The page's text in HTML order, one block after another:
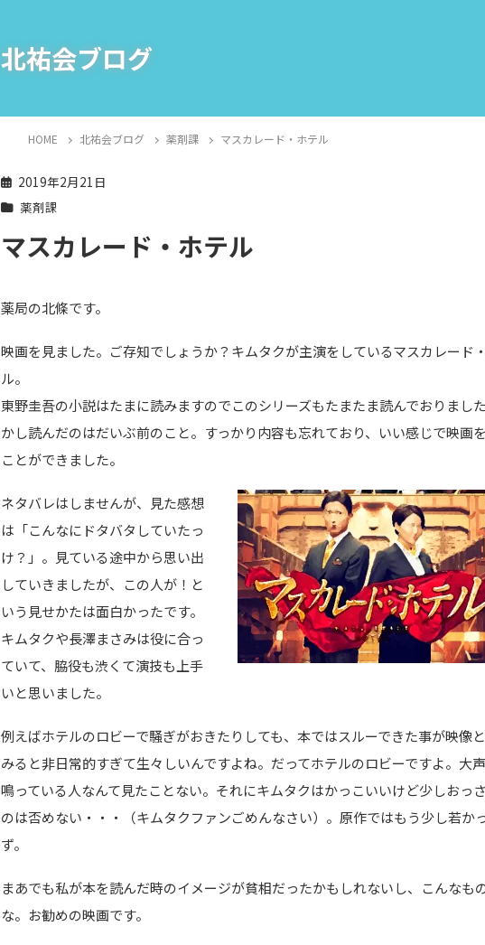
北祐会ブログ
HOME 北祐会ブログ 薬剤課 マスカレード・ホテル
2019年2月21日
薬剤課
マスカレード・ホテル
薬局の北條です。
映画を見ました。ご存知でしょうか？キムタクが主演をしているマスカレード
ル。
東野圭吾の小説はたまに読みますのでこのシリーズもたまたま読んでおりまし
かし読んだのはだいぶ前のこと。すっかり内容も忘れており、いい感じで映画
ことができました。
ネタバレはしませんが、見た感想
は「こんなにドタバタしていたっ
け？」。見ている途中から思い出
していきましたが、この人が！と
いう見せかたは面白かったです。
キムタクや長澤まさみは役に合っ
ていて、脇役も渋くて演技も上手
いと思いました。
例えばホテルのロビーで騒ぎがおきたりしても、本ではスルーできた事が映像
みると非日常的すぎて生々しいんですよね。だってホテルのロビーですよ。大
鳴っている人なんて見たことない。それにキムタクはかっこいいけど少しおっ
のは否めない・・・（キムタクファンごめんなさい）。原作ではもう少し若か
ず。
まあでも私が本を読んだ時のイメージが貧相だったかもしれないし、こんなも
な。お勧めの映画です。